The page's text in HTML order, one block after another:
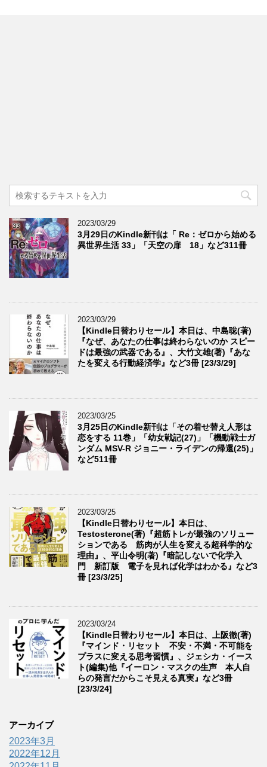
2023/03/29
3月29日のKindle新刊は「 Re：ゼロから始める
異世界生活 33」「天空の扉 18」など311冊
2023/03/29
【Kindle日替わりセール】本日は、中島聡(著)
『なぜ、あなたの仕事は終わらないのか スピー
ドは最強の武器である』、大竹文雄(著)『あな
たを変える行動経済学』など3冊 [23/3/29]
2023/03/25
3月25日のKindle新刊は「その着せ替え人形は
恋をする 11巻」「幼女戦記(27)」「機動戦士ガ
ンダム MSV-R ジョニー・ライデンの帰還(25)」
など511冊
2023/03/25
【Kindle日替わりセール】本日は、
Testosterone(著)『超筋トレが最強のソリュー
ションである 筋肉が人生を変える超科学的な
理由』、平山令明(著)『暗記しないで化学入
門 新訂版 電子を見れば化学はわかる』など3
冊 [23/3/25]
2023/03/24
【Kindle日替わりセール】本日は、上阪徹(著)
『マインド・リセット 不安・不満・不可能を
プラスに変える思考習慣』、ジェシカ・イース
ト(編集)他『イーロン・マスクの生声 本人自
らの発言だからこそ見える真実』など3冊
[23/3/24]
アーカイブ
2023年3月
2022年12月